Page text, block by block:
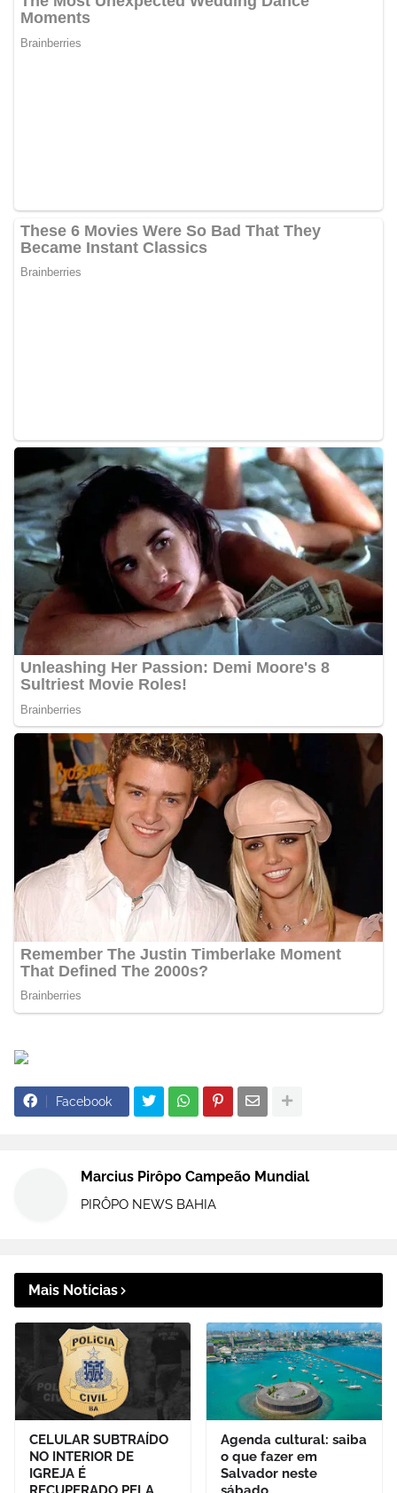
Facebook
Marcius Pirôpo Campeão Mundial
PIRÔPO NEWS BAHIA
Mais Notícias
CELULAR SUBTRAÍDO
NO INTERIOR DE
IGREJA É
Agenda cultural: saiba
o que fazer em
Salvador neste